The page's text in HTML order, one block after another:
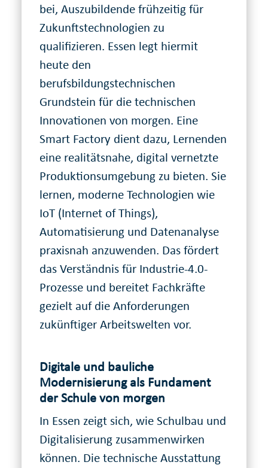
bei, Auszubildende frühzeitig für
Zukunftstechnologien zu
qualifizieren. Essen legt hiermit
heute den
berufsbildungstechnischen
Grundstein für die technischen
Innovationen von morgen. Eine
Smart Factory dient dazu, Lernenden
eine realitätsnahe, digital vernetzte
Produktionsumgebung zu bieten. Sie
lernen, moderne Technologien wie
IoT (Internet of Things),
Automatisierung und Datenanalyse
praxisnah anzuwenden. Das fördert
das Verständnis für Industrie-4.0-
Prozesse und bereitet Fachkräfte
gezielt auf die Anforderungen
zukünftiger Arbeitswelten vor.
Digitale und bauliche
Modernisierung als Fundament
der Schule von morgen
In Essen zeigt sich, wie Schulbau und
Digitalisierung zusammenwirken
können. Die technische Ausstattung